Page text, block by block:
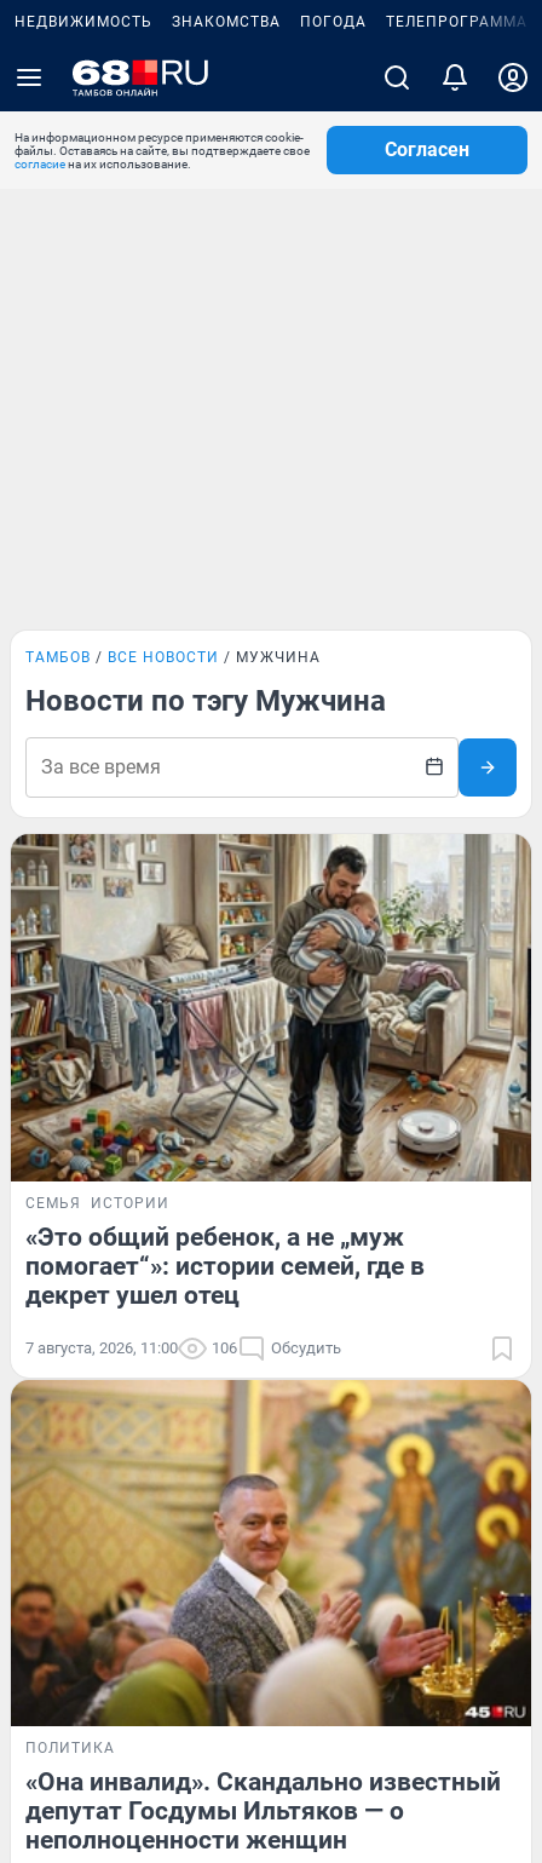
НЕДВИЖИМОСТЬ ЗНАКОМСТВА ПОГОДА ТЕЛЕПРОГРАММА
На информационном ресурсе применяются cookie-
файлы. Оставаясь на сайте, вы подтверждаете свое
согласиена их использование.
Согласен
ТАМБОВ ВСЕ НОВОСТИ МУЖЧИНА
Новости по тэгу Мужчина
СЕМЬЯ ИСТОРИИ
«Это общий ребенок, а не „муж
помогает“»: истории семей, где в
декрет ушел отец
7 августа, 2026, 11:00 106 Обсудить
ПОЛИТИКА
«Она инвалид». Скандально известный
депутат Госдумы Ильтяков — о
неполноценности женщин